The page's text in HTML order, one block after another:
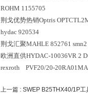
ROHM 1155705
荆戈优势热销Optris
hydac 920534
荆戈汇聚MAHLE 852761 smn2
欧洲直供HYDAC-10036VR 2
rexroth PVF20/20-
上一篇 : SWEP B25THX40/1P